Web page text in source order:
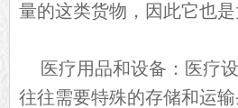
量的这类货物，因此它也
医疗用品和设备：医疗
往往需要特殊的存储和运